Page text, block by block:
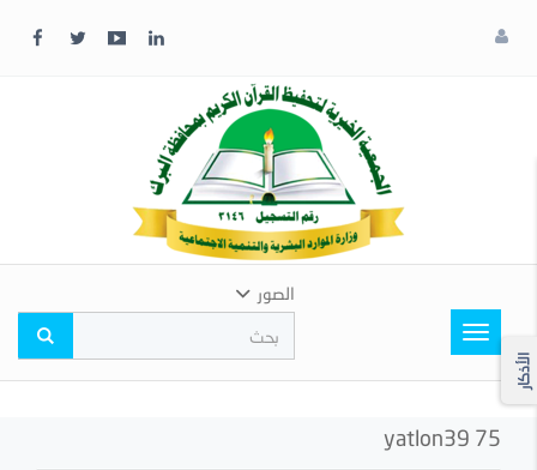
Toggle
navigation
الصور
الأذكار
yatlon39 75